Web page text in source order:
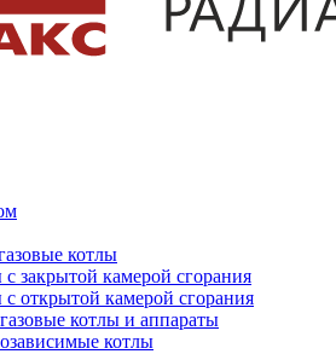
котлы
закрытой камерой сгорания
открытой камерой сгорания
котлы и аппараты
котлы